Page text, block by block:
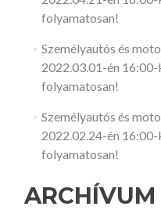
folyamatosan!
Személyautós és
2022.03.01-én
folyamatosan!
Személyautós és
2022.02.24-én
folyamatosan!
ARCHÍVUM